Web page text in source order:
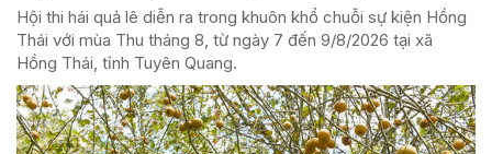
Hội thi hái quả lê diễn ra trong khuôn khổ chuỗi sự kiện Hồng
Thái với mùa Thu tháng 8, từ ngày 7 đến 9/8/2026 tại xã
Hồng Thái, tỉnh Tuyên Quang.